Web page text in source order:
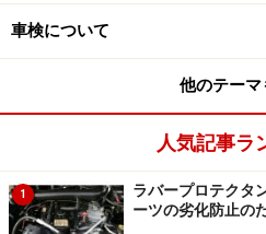
抜けにくいようになっている
接合部はかぎ爪状になっており
その他、ブーツ自体の材質も
ブシャフトブーツは黒いゴム
車検について
他のテーマ
人気記事ラ
1
ラバープロテク
ーツの劣化防止の